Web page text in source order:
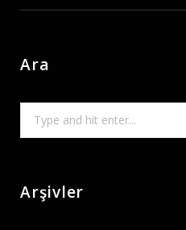
Ara
Arşivler